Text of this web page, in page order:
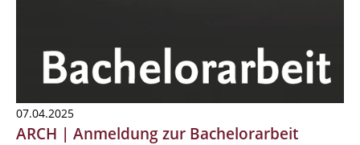
07.04.2025
ARCH | Anmeldung zur Bachelorarbeit